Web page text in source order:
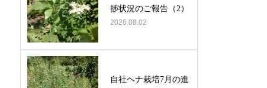
捗状況のご報告（2）
2026.08.02
自社ヘナ栽培7月の進